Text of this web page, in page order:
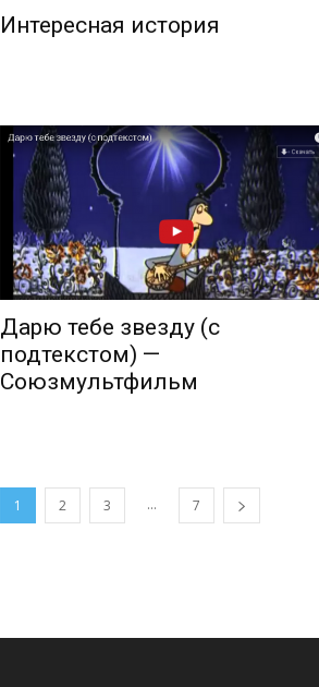
Интересная история
Дарю тебе звезду (с
подтекстом) —
Союзмультфильм
1 2 3 ... 7